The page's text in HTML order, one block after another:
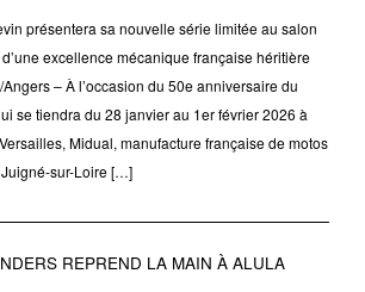
présentera sa nouvelle série limitée au salon
excellence mécanique française héritière
– À l’occasion du 50e anniversaire du
se tiendra du 28 janvier au 1er février 2026 à
Midual, manufacture française de motos
sur-Loire […]
REPREND LA MAIN À ALULA